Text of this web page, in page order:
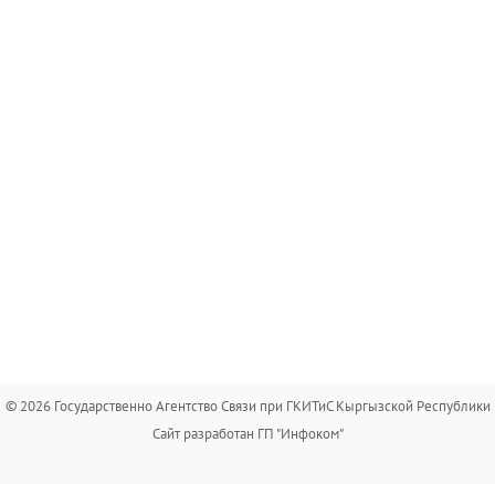
© 2026 Государственно Агентство Связи при ГКИТиС Кыргызской Республики
Сайт разработан ГП "Инфоком"